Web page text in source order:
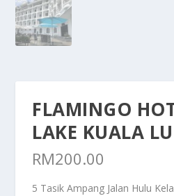
FLAMINGO
LAKE KUALA
RM200.00
5 Tasik Ampang Jalan Hulu